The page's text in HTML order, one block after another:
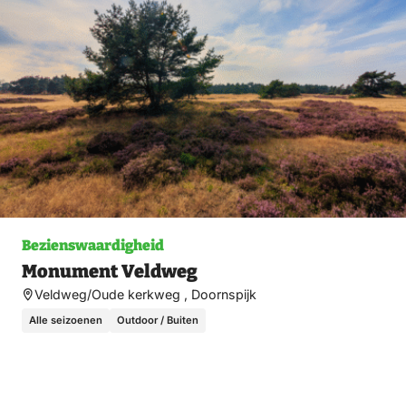
Bezienswaardigheid
Monument Veldweg
Veldweg/Oude kerkweg , Doornspijk
Alle seizoenen Outdoor / Buiten